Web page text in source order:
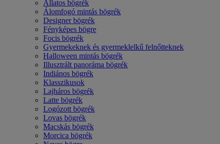
Állatos bögrék
Álomfogó mintás bögrék
Designer bögrék
Fényképes bögre
Focis bögrék
Gyermekeknek és gyermeklelkű felnőtteknek
Halloween mintás bögrék
Illusztrált panoráma bögrék
Indiános bögrék
Klasszikusok
Lajháros bögrék
Latte bögrék
Logózott bögrék
Lovas bögrék
Macskás bögrék
Morcica bögrék